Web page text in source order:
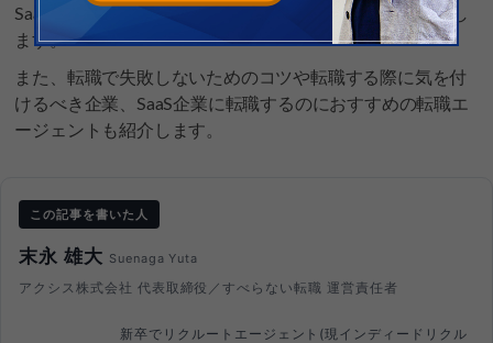
SaaS企業の選び方を現役の転職エージェントが徹底解説し
ます。
また、転職で失敗しないためのコツや転職する際に気を付
けるべき企業、SaaS企業に転職するのにおすすめの転職エ
ージェントも紹介します。
この記事を書いた人
末永 雄大 Suenaga Yuta
アクシス株式会社 代表取締役／すべらない転職 運営責任者
新卒でリクルートエージェント(現インディードリクル